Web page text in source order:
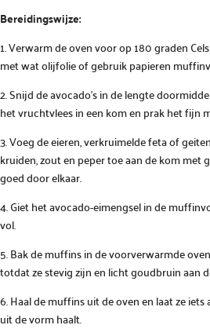
Bereidingswijze:
1. Verwarm de oven voor op 180 graden
met wat olijfolie of gebruik papieren
2. Snijd de avocado’s in de lengte
het vruchtvlees in een kom en prak het fijn
3. Voeg de eieren, verkruimelde feta of
kruiden, zout en peper toe aan de kom met
goed door elkaar.
4. Giet het avocado-eimengsel in de
vol.
5. Bak de muffins in de voorverwarmde
totdat ze stevig zijn en licht goudbruin aan
6. Haal de muffins uit de oven en laat ze
uit de vorm haalt.